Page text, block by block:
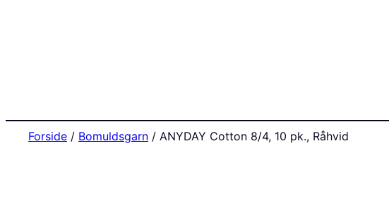
Forside / Bomuldsgarn / ANYDAY Cotton 8/4, 10 pk., Råhvid